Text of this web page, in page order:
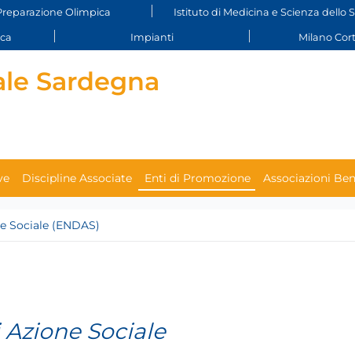
Olimpica Istituto di Medicina e Scienza dello
Impianti Milano
Sardegna
Discipline Associate Enti di Promozione Associazioni
Sociale (ENDAS)
Sociale